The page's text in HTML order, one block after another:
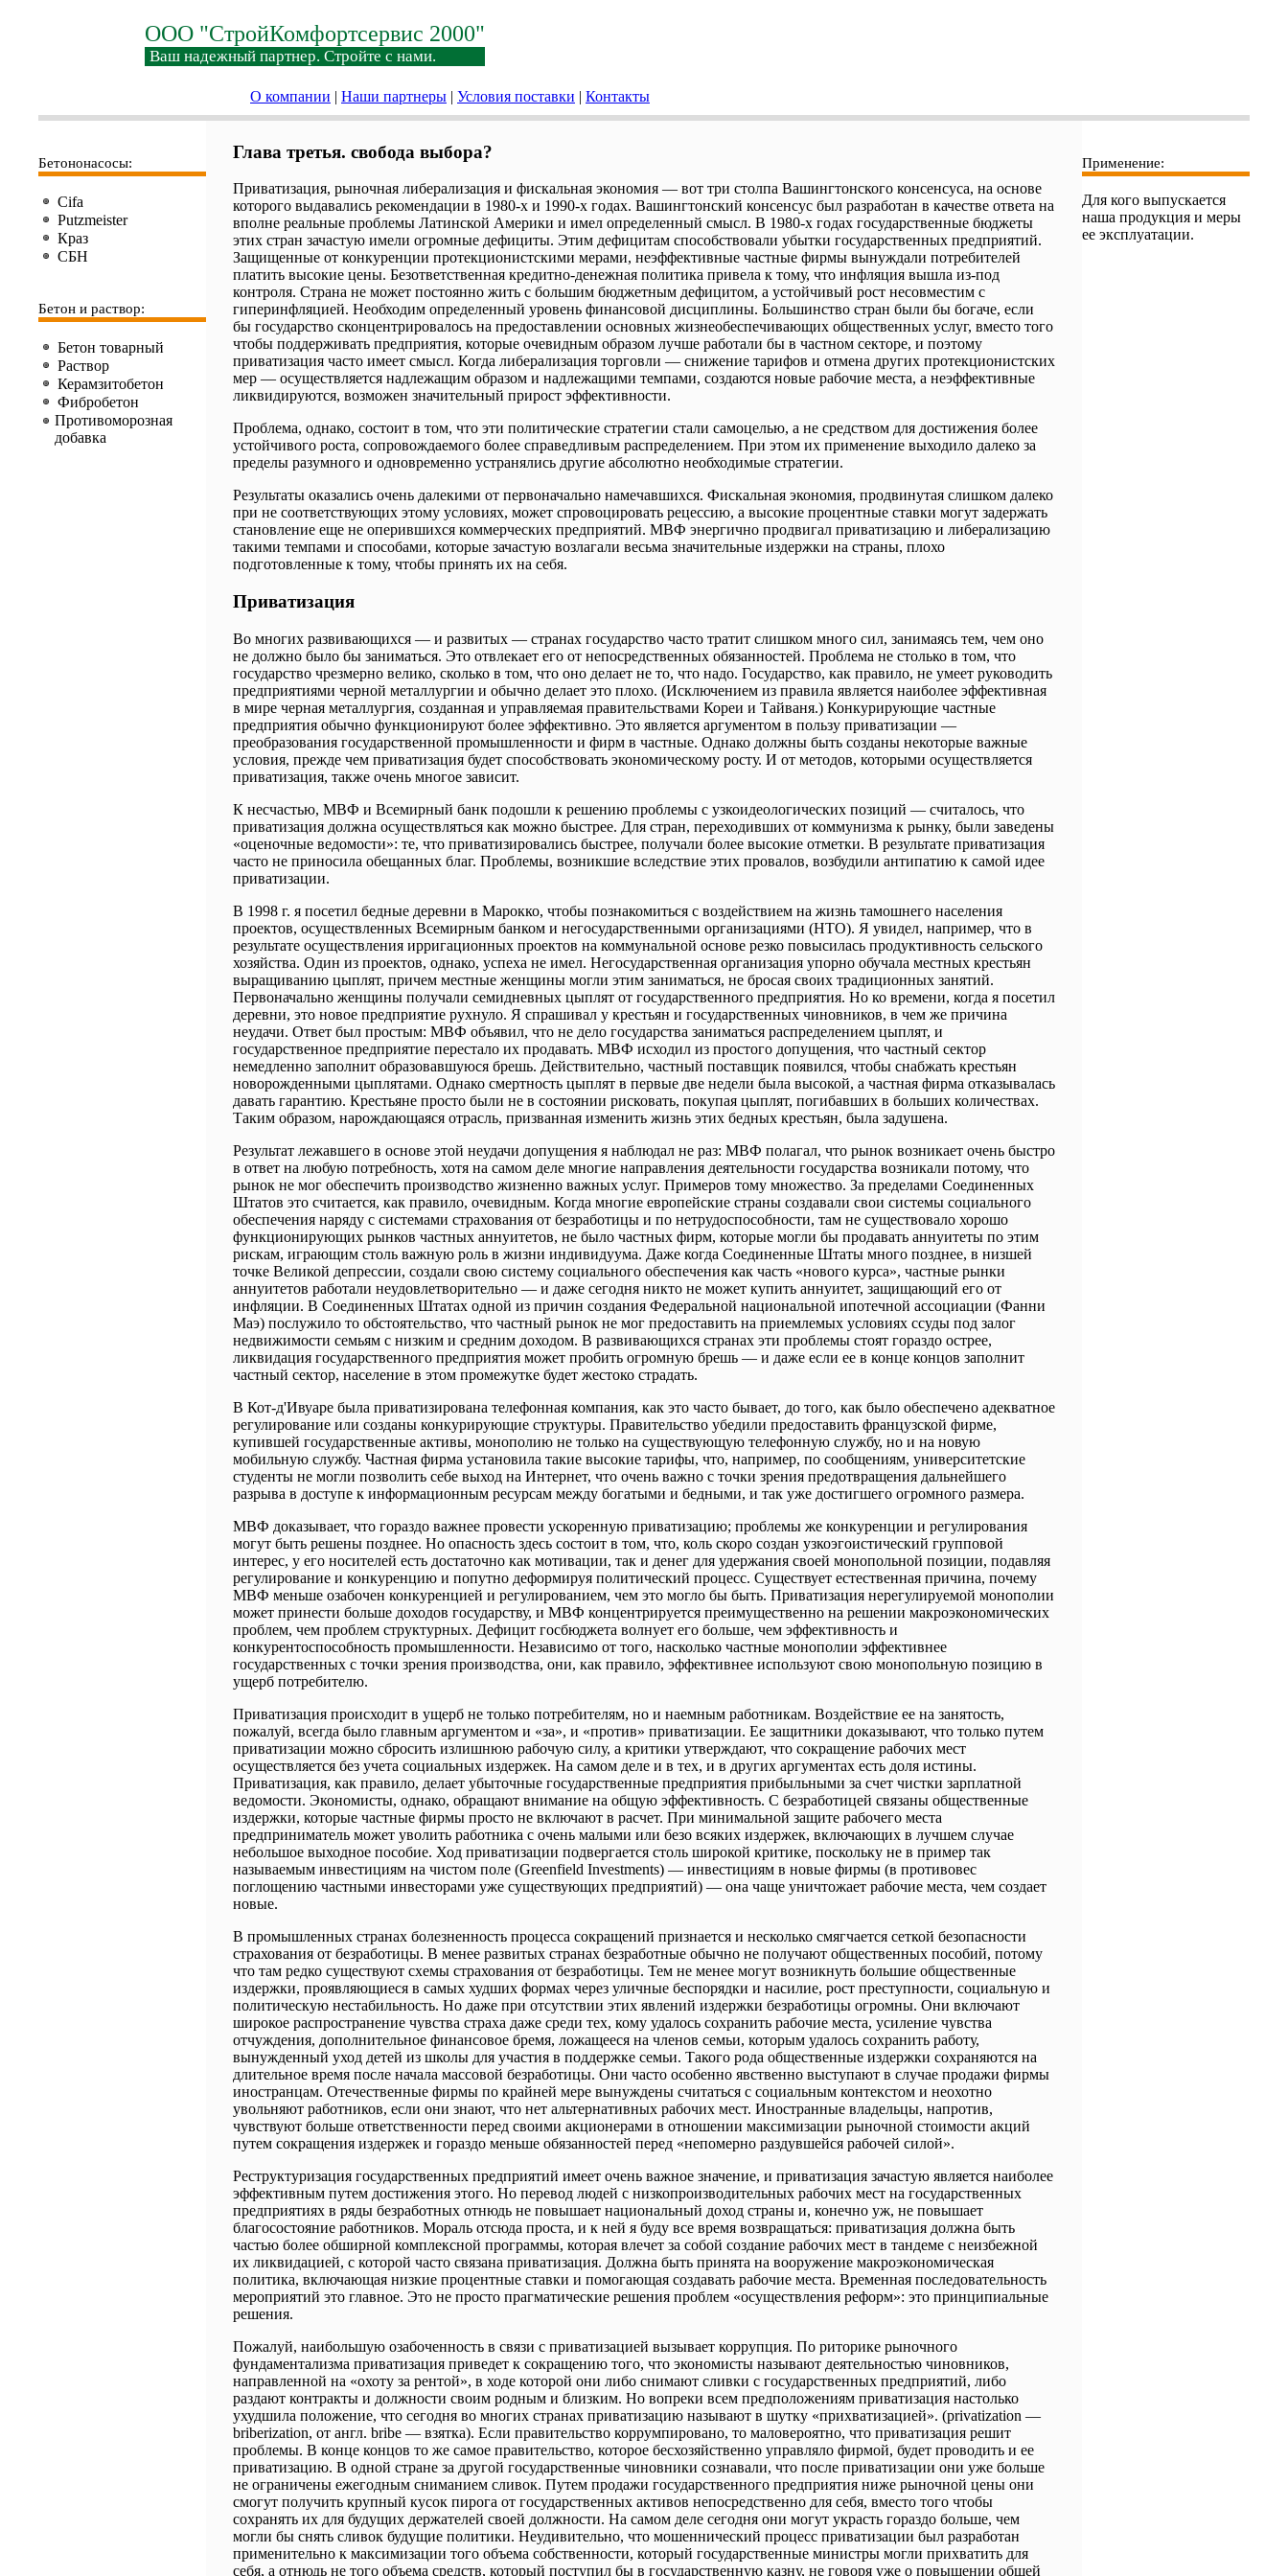
ООО "СтройКомфортсервис 2000"
Ваш надежный партнер. Стройте с нами.
О компании | Наши партнеры | Условия поставки | Контакты
Бетононасосы:
Cifa
Putzmeister
Краз
СБН
Бетон и раствор:
Бетон товарный
Раствор
Керамзитобетон
Фибробетон
Противоморозная
добавка
Глава третья. свобода выбора?
Приватизация, рыночная либерализация и фискальная экономия ― вот три столпа Вашингтонского консенсуса, на основе
которого выдавались рекомендации в 1980-х и 1990-х годах. Вашингтонский консенсус был разработан в качестве ответа на
вполне реальные проблемы Латинской Америки и имел определенный смысл. В 1980-х годах государственные бюджеты
этих стран зачастую имели огромные дефициты. Этим дефицитам способствовали убытки государственных предприятий.
Защищенные от конкуренции протекционистскими мерами, неэффективные частные фирмы вынуждали потребителей
платить высокие цены. Безответственная кредитно-денежная политика привела к тому, что инфляция вышла из-под
контроля. Страна не может постоянно жить с большим бюджетным дефицитом, а устойчивый рост несовместим с
гиперинфляцией. Необходим определенный уровень финансовой дисциплины. Большинство стран были бы богаче, если
бы государство сконцентрировалось на предоставлении основных жизнеобеспечивающих общественных услуг, вместо того
чтобы поддерживать предприятия, которые очевидным образом лучше работали бы в частном секторе, и поэтому
приватизация часто имеет смысл. Когда либерализация торговли ― снижение тарифов и отмена других протекционистских
мер ― осуществляется надлежащим образом и надлежащими темпами, создаются новые рабочие места, а неэффективные
ликвидируются, возможен значительный прирост эффективности.
Проблема, однако, состоит в том, что эти политические стратегии стали самоцелью, а не средством для достижения более
устойчивого роста, сопровождаемого более справедливым распределением. При этом их применение выходило далеко за
пределы разумного и одновременно устранялись другие абсолютно необходимые стратегии.
Результаты оказались очень далекими от первоначально намечавшихся. Фискальная экономия, продвинутая слишком далеко
при не соответствующих этому условиях, может спровоцировать рецессию, а высокие процентные ставки могут задержать
становление еще не оперившихся коммерческих предприятий. МВФ энергично продвигал приватизацию и либерализацию
такими темпами и способами, которые зачастую возлагали весьма значительные издержки на страны, плохо
подготовленные к тому, чтобы принять их на себя.
Приватизация
Во многих развивающихся ― и развитых ― странах государство часто тратит слишком много сил, занимаясь тем, чем оно
не должно было бы заниматься. Это отвлекает его от непосредственных обязанностей. Проблема не столько в том, что
государство чрезмерно велико, сколько в том, что оно делает не то, что надо. Государство, как правило, не умеет руководить
предприятиями черной металлургии и обычно делает это плохо. (Исключением из правила является наиболее эффективная
в мире черная металлургия, созданная и управляемая правительствами Кореи и Тайваня.) Конкурирующие частные
предприятия обычно функционируют более эффективно. Это является аргументом в пользу приватизации ―
преобразования государственной промышленности и фирм в частные. Однако должны быть созданы некоторые важные
условия, прежде чем приватизация будет способствовать экономическому росту. И от методов, которыми осуществляется
приватизация, также очень многое зависит.
К несчастью, МВФ и Всемирный банк подошли к решению проблемы с узкоидеологических позиций ― считалось, что
приватизация должна осуществляться как можно быстрее. Для стран, переходивших от коммунизма к рынку, были заведены
«оценочные ведомости»: те, что приватизировались быстрее, получали более высокие отметки. В результате приватизация
часто не приносила обещанных благ. Проблемы, возникшие вследствие этих провалов, возбудили антипатию к самой идее
приватизации.
В 1998 г. я посетил бедные деревни в Марокко, чтобы познакомиться с воздействием на жизнь тамошнего населения
проектов, осуществленных Всемирным банком и негосударственными организациями (НТО). Я увидел, например, что в
результате осуществления ирригационных проектов на коммунальной основе резко повысилась продуктивность сельского
хозяйства. Один из проектов, однако, успеха не имел. Негосударственная организация упорно обучала местных крестьян
выращиванию цыплят, причем местные женщины могли этим заниматься, не бросая своих традиционных занятий.
Первоначально женщины получали семидневных цыплят от государственного предприятия. Но ко времени, когда я посетил
деревни, это новое предприятие рухнуло. Я спрашивал у крестьян и государственных чиновников, в чем же причина
неудачи. Ответ был простым: МВФ объявил, что не дело государства заниматься распределением цыплят, и
государственное предприятие перестало их продавать. МВФ исходил из простого допущения, что частный сектор
немедленно заполнит образовавшуюся брешь. Действительно, частный поставщик появился, чтобы снабжать крестьян
новорожденными цыплятами. Однако смертность цыплят в первые две недели была высокой, а частная фирма отказывалась
давать гарантию. Крестьяне просто были не в состоянии рисковать, покупая цыплят, погибавших в больших количествах.
Таким образом, нарождающаяся отрасль, призванная изменить жизнь этих бедных крестьян, была задушена.
Результат лежавшего в основе этой неудачи допущения я наблюдал не раз: МВФ полагал, что рынок возникает очень быстро
в ответ на любую потребность, хотя на самом деле многие направления деятельности государства возникали потому, что
рынок не мог обеспечить производство жизненно важных услуг. Примеров тому множество. За пределами Соединенных
Штатов это считается, как правило, очевидным. Когда многие европейские страны создавали свои системы социального
обеспечения наряду с системами страхования от безработицы и по нетрудоспособности, там не существовало хорошо
функционирующих рынков частных аннуитетов, не было частных фирм, которые могли бы продавать аннуитеты по этим
рискам, играющим столь важную роль в жизни индивидуума. Даже когда Соединенные Штаты много позднее, в низшей
точке Великой депрессии, создали свою систему социального обеспечения как часть «нового курса», частные рынки
аннуитетов работали неудовлетворительно ― и даже сегодня никто не может купить аннуитет, защищающий его от
инфляции. В Соединенных Штатах одной из причин создания Федеральной национальной ипотечной ассоциации (Фанни
Маэ) послужило то обстоятельство, что частный рынок не мог предоставить на приемлемых условиях ссуды под залог
недвижимости семьям с низким и средним доходом. В развивающихся странах эти проблемы стоят гораздо острее,
ликвидация государственного предприятия может пробить огромную брешь ― и даже если ее в конце концов заполнит
частный сектор, население в этом промежутке будет жестоко страдать.
В Кот-д'Ивуаре была приватизирована телефонная компания, как это часто бывает, до того, как было обеспечено адекватное
регулирование или созданы конкурирующие структуры. Правительство убедили предоставить французской фирме,
купившей государственные активы, монополию не только на существующую телефонную службу, но и на новую
мобильную службу. Частная фирма установила такие высокие тарифы, что, например, по сообщениям, университетские
студенты не могли позволить себе выход на Интернет, что очень важно с точки зрения предотвращения дальнейшего
разрыва в доступе к информационным ресурсам между богатыми и бедными, и так уже достигшего огромного размера.
МВФ доказывает, что гораздо важнее провести ускоренную приватизацию; проблемы же конкуренции и регулирования
могут быть решены позднее. Но опасность здесь состоит в том, что, коль скоро создан узкоэгоистический групповой
интерес, у его носителей есть достаточно как мотивации, так и денег для удержания своей монопольной позиции, подавляя
регулирование и конкуренцию и попутно деформируя политический процесс. Существует естественная причина, почему
МВФ меньше озабочен конкуренцией и регулированием, чем это могло бы быть. Приватизация нерегулируемой монополии
может принести больше доходов государству, и МВФ концентрируется преимущественно на решении макроэкономических
проблем, чем проблем структурных. Дефицит госбюджета волнует его больше, чем эффективность и
конкурентоспособность промышленности. Независимо от того, насколько частные монополии эффективнее
государственных с точки зрения производства, они, как правило, эффективнее используют свою монопольную позицию в
ущерб потребителю.
Приватизация происходит в ущерб не только потребителям, но и наемным работникам. Воздействие ее на занятость,
пожалуй, всегда было главным аргументом и «за», и «против» приватизации. Ее защитники доказывают, что только путем
приватизации можно сбросить излишнюю рабочую силу, а критики утверждают, что сокращение рабочих мест
осуществляется без учета социальных издержек. На самом деле и в тех, и в других аргументах есть доля истины.
Приватизация, как правило, делает убыточные государственные предприятия прибыльными за счет чистки зарплатной
ведомости. Экономисты, однако, обращают внимание на общую эффективность. С безработицей связаны общественные
издержки, которые частные фирмы просто не включают в расчет. При минимальной защите рабочего места
предприниматель может уволить работника с очень малыми или безо всяких издержек, включающих в лучшем случае
небольшое выходное пособие. Ход приватизации подвергается столь широкой критике, поскольку не в пример так
называемым инвестициям на чистом поле (Greenfield Investments) ― инвестициям в новые фирмы (в противовес
поглощению частными инвесторами уже существующих предприятий) ― она чаще уничтожает рабочие места, чем создает
новые.
В промышленных странах болезненность процесса сокращений признается и несколько смягчается сеткой безопасности
страхования от безработицы. В менее развитых странах безработные обычно не получают общественных пособий, потому
что там редко существуют схемы страхования от безработицы. Тем не менее могут возникнуть большие общественные
издержки, проявляющиеся в самых худших формах через уличные беспорядки и насилие, рост преступности, социальную и
политическую нестабильность. Но даже при отсутствии этих явлений издержки безработицы огромны. Они включают
широкое распространение чувства страха даже среди тех, кому удалось сохранить рабочие места, усиление чувства
отчуждения, дополнительное финансовое бремя, ложащееся на членов семьи, которым удалось сохранить работу,
вынужденный уход детей из школы для участия в поддержке семьи. Такого рода общественные издержки сохраняются на
длительное время после начала массовой безработицы. Они часто особенно явственно выступают в случае продажи фирмы
иностранцам. Отечественные фирмы по крайней мере вынуждены считаться с социальным контекстом и неохотно
увольняют работников, если они знают, что нет альтернативных рабочих мест. Иностранные владельцы, напротив,
чувствуют больше ответственности перед своими акционерами в отношении максимизации рыночной стоимости акций
путем сокращения издержек и гораздо меньше обязанностей перед «непомерно раздувшейся рабочей силой».
Реструктуризация государственных предприятий имеет очень важное значение, и приватизация зачастую является наиболее
эффективным путем достижения этого. Но перевод людей с низкопроизводительных рабочих мест на государственных
предприятиях в ряды безработных отнюдь не повышает национальный доход страны и, конечно уж, не повышает
благосостояние работников. Мораль отсюда проста, и к ней я буду все время возвращаться: приватизация должна быть
частью более обширной комплексной программы, которая влечет за собой создание рабочих мест в тандеме с неизбежной
их ликвидацией, с которой часто связана приватизация. Должна быть принята на вооружение макроэкономическая
политика, включающая низкие процентные ставки и помогающая создавать рабочие места. Временная последовательность
мероприятий это главное. Это не просто прагматические решения проблем «осуществления реформ»: это принципиальные
решения.
Пожалуй, наибольшую озабоченность в связи с приватизацией вызывает коррупция. По риторике рыночного
фундаментализма приватизация приведет к сокращению того, что экономисты называют деятельностью чиновников,
направленной на «охоту за рентой», в ходе которой они либо снимают сливки с государственных предприятий, либо
раздают контракты и должности своим родным и близким. Но вопреки всем предположениям приватизация настолько
ухудшила положение, что сегодня во многих странах приватизацию называют в шутку «прихватизацией». (privatization ―
briberization, от англ. bribe ― взятка). Если правительство коррумпировано, то маловероятно, что приватизация решит
проблемы. В конце концов то же самое правительство, которое бесхозяйственно управляло фирмой, будет проводить и ее
приватизацию. В одной стране за другой государственные чиновники сознавали, что после приватизации они уже больше
не ограничены ежегодным сниманием сливок. Путем продажи государственного предприятия ниже рыночной цены они
смогут получить крупный кусок пирога от государственных активов непосредственно для себя, вместо того чтобы
сохранять их для будущих держателей своей должности. На самом деле сегодня они могут украсть гораздо больше, чем
могли бы снять сливок будущие политики. Неудивительно, что мошеннический процесс приватизации был разработан
применительно к максимизации того объема собственности, который государственные министры могли прихватить для
себя, а отнюдь не того объема средств, который поступил бы в государственную казну, не говоря уже о повышении общей
Применение:
Для кого выпускается
наша продукция и меры
ее эксплуатации.